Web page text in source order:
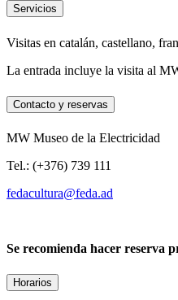
Servicios
Visitas en catalán, castellano,
La entrada incluye la visita al
Contacto y reservas
MW Museo de la Electricidad
Tel.: (+376) 739 111
fedacultura@feda.ad
Se recomienda hacer reserva
Horarios